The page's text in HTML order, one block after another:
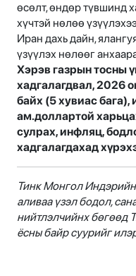
өсөлт, өндөр түвшинд
хүчтэй нөлөө
Иран дахь дайн,
үзүүлэх нөлөөг
Хэрэв газрын тосны
хадгалагдвал, 2026
байх (5 хувиас
ам.доллартой
сулрах, инфляц,
хадгалагдахад
Тинк Монгол Индэрийн
аливаа үзэл бодол,
нийтлэлчийнх бөгөөд
ёсны байр суурийг